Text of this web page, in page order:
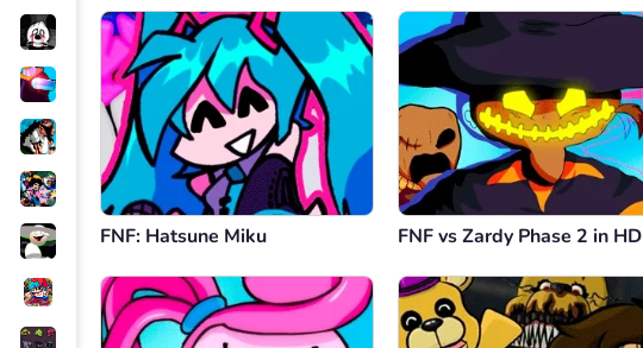
FNF: Hatsune Miku FNF vs Zardy Phase 2 in HD